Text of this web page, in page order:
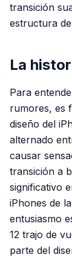
transición
estructura
La
Para
rumores, es
diseño del
alternado
causar
transición a
significativo
iPhones de
entusiasmo
12 trajo de
parte del